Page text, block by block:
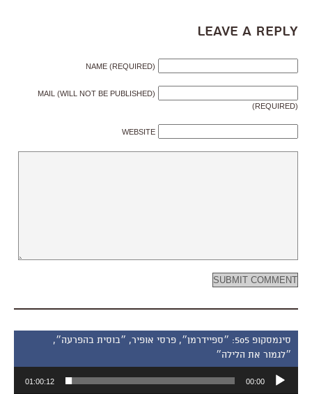
Leave a Reply
NAME (REQUIRED)
MAIL (WILL NOT BE PUBLISHED)
(REQUIRED)
WEBSITE
סינמסקופ 505: ״ספיידרמן״, פרסי אופיר, ״בוסית בהפרעה״,
״לגמור את הלילה״
אודיו
00:00
01:00:12